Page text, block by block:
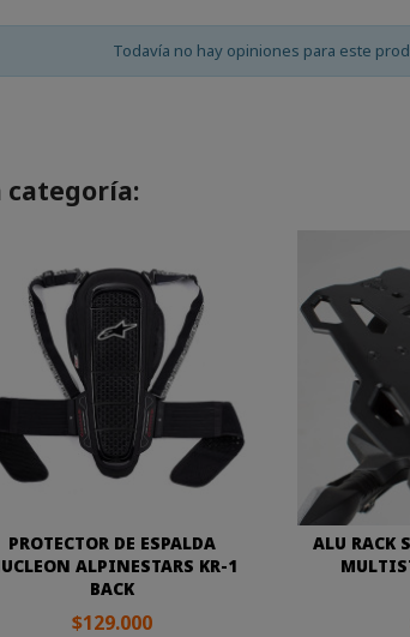
Todavía no hay opiniones para este
categoría:
PROTECTOR DE ESPALDA
ALPINESTARS KR-1
BACK
$129.000
ALU RACK